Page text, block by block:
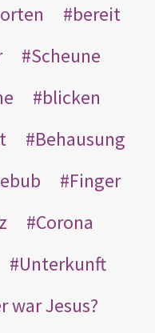
bereit
Scheune
blicken
Behausung
Finger
Corona
Unterkunft
war Jesus?